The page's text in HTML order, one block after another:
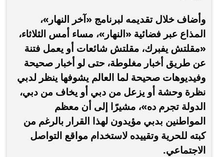
وأضاف خلال تقديمه لبرنامج «آخر النهار»،
المذاع عبر فضائية «النهار»، مساء أمس الثلاثاء،
«مقلتش يفبرك، مقلتش شائعات أو يعمل فتنة
عن طريق أخبار مغلوطة، حتى لو أخبار صحيحة
وفيديوهات صحيحة لما العالم يشوفها ينظر لدبي
نظرة وحشة أو يزعل من دبي أو يخاف من دبي،
الدولة تجرم ده»، مشيرًا إلى أن معظم
المواطنين بدبي مؤيدون لهذا القرار بالرغم من
كبته للحرية وتقييده لاستخدام مواقع التواصل
الاجتماعي.